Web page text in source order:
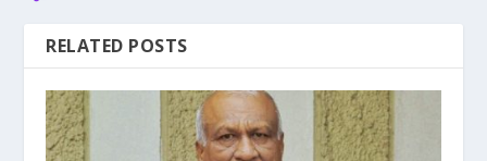
RELATED POSTS